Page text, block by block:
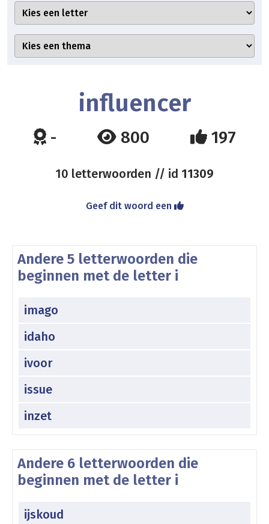
influencer
- 800 197
10 letterwoorden // id 11309
Geef dit woord een
Andere 5 letterwoorden die
beginnen met de letter i
imago
idaho
ivoor
issue
inzet
Andere 6 letterwoorden die
beginnen met de letter i
ijskoud